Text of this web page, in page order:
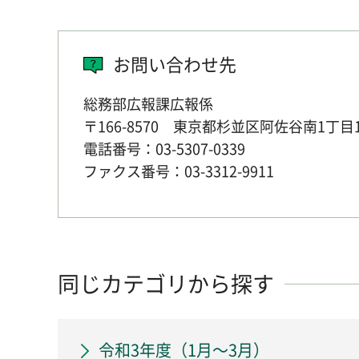
お問い合わせ先
総務部広報課広報係
〒166-8570 東京都杉並区阿佐谷南1丁目
電話番号：03-5307-0339
ファクス番号：03-3312-9911
同じカテゴリから探す
令和3年度（1月～3月）